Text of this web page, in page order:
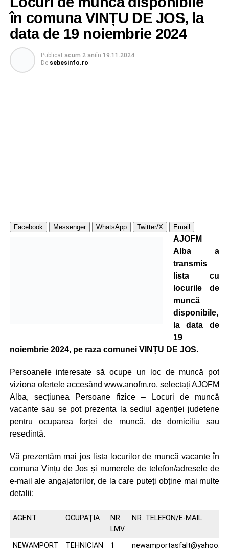
în comuna VINȚU DE JOS, la
data de 19 noiembrie 2024
Publicat acum 2 aniîn 19.11.2024
De sebesinfo.ro
Facebook Messenger WhatsApp Twitter/X Email
AJOFM
Alba a
transmis
lista cu
locurile de
muncă
disponibile,
la data de
19
noiembrie 2024, pe raza comunei VINȚU DE JOS.
Persoanele interesate să ocupe un loc de muncă pot
viziona ofertele accesând www.anofm.ro, selectați AJOFM
Alba, secțiunea Persoane fizice – Locuri de muncă
vacante sau se pot prezenta la sediul agenției judetene
pentru ocuparea forței de muncă, de domiciliu sau
resedintă.
Vă prezentăm mai jos lista locurilor de muncă vacante în
comuna Vințu de Jos și numerele de telefon/adresele de
e-mail ale angajatorilor, de la care puteți obține mai multe
detalii:
AGENT OCUPAŢIA
NR.
LMV
NR. TELEFON/E-MAIL
NEWAMPORT
TEHNICIAN
1